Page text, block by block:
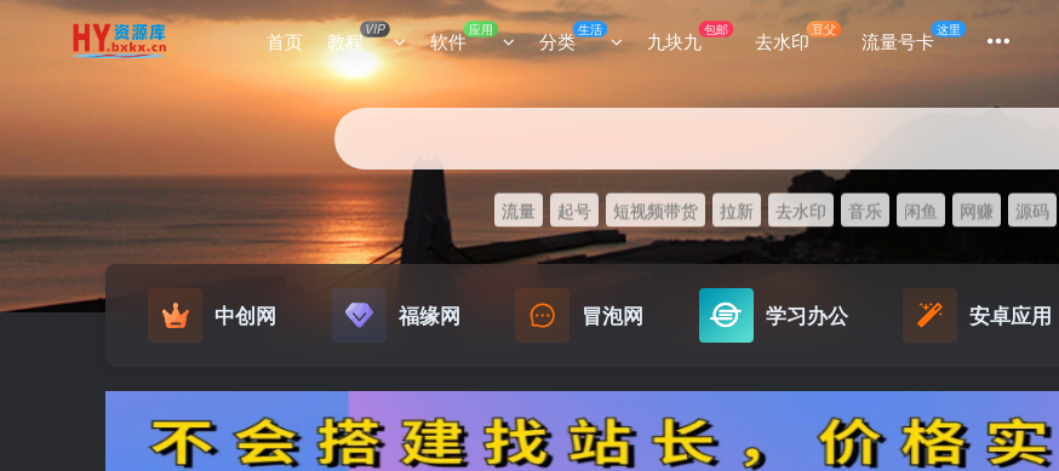
首页 教程VIP 软件 应用 分类生活 九块九包邮 去水印豆父 流量号卡这里
流量 起号 短视频带货 拉新 去水印 音乐 闲鱼 网赚 源码
中创网 福缘网 冒泡网 学习办公 安卓应用